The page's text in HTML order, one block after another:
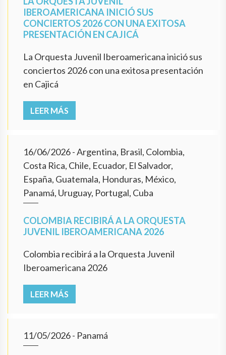
IBEROAMERICANA INICIÓ SUS
CONCIERTOS 2026 CON UNA EXITOSA
PRESENTACIÓN EN CAJICÁ
La Orquesta Juvenil Iberoamericana inició sus
conciertos 2026 con una exitosa presentación
en Cajicá
LEER MÁS
16/06/2026- Argentina, Brasil, Colombia,
Costa Rica, Chile, Ecuador, El Salvador,
España, Guatemala, Honduras, México,
Panamá, Uruguay, Portugal, Cuba
COLOMBIA RECIBIRÁ A LA ORQUESTA
JUVENIL IBEROAMERICANA 2026
Colombia recibirá a la Orquesta Juvenil
Iberoamericana 2026
LEER MÁS
11/05/2026- Panamá